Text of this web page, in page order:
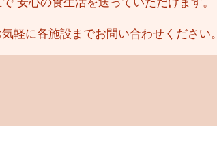
軽に各施設までお問い合わせください。